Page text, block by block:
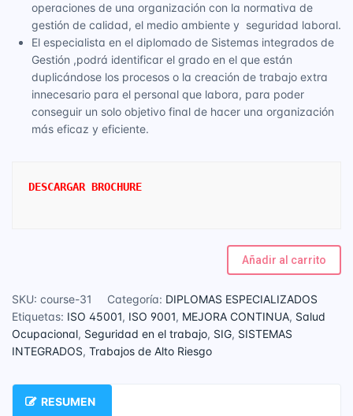
operaciones de una organización con la normativa de
gestión de calidad, el medio ambiente y seguridad laboral.
El especialista en el diplomado de Sistemas integrados de
Gestión ,podrá identificar el grado en el que están
duplicándose los procesos o la creación de trabajo extra
innecesario para el personal que labora, para poder
conseguir un solo objetivo final de hacer una organización
más eficaz y eficiente.
DESCARGAR BROCHURE
Añadir al carrito
SKU: course-31 Categoría: DIPLOMAS ESPECIALIZADOS
Etiquetas: ISO 45001, ISO 9001, MEJORA CONTINUA, Salud
Ocupacional, Seguridad en el trabajo, SIG, SISTEMAS
INTEGRADOS, Trabajos de Alto Riesgo
RESUMEN